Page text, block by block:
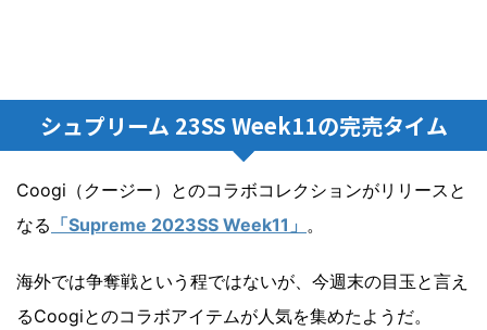
シュプリーム 23SS Week11の完売タイム
Coogi（クージー）とのコラボコレクションがリリースと
なる 「Supreme 2023SS Week11」 。
海外では争奪戦という程ではないが、今週末の目玉と言え
るCoogiとのコラボアイテムが人気を集めたようだ。